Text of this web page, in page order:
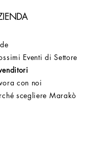
Eventi di Settore
con noi
scegliere Marakò